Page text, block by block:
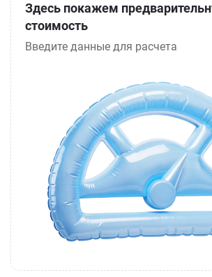
Здесь покажем
стоимость
Введите данные для расчета